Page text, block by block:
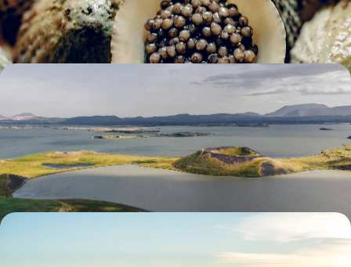
10 jours, de CHF 4200 à CHF 5700
Dans l'intimité des grands espaces - L'Islande en
Après le légendaire Cercle d’Or, prendre la route et flirter au nord avec
une Islande plus confidentielle, jusqu’au lac Mývatn
8 jours, de CHF 5000 à CHF 6700
Le Groenland aux beaux jours - Baie de Disko,